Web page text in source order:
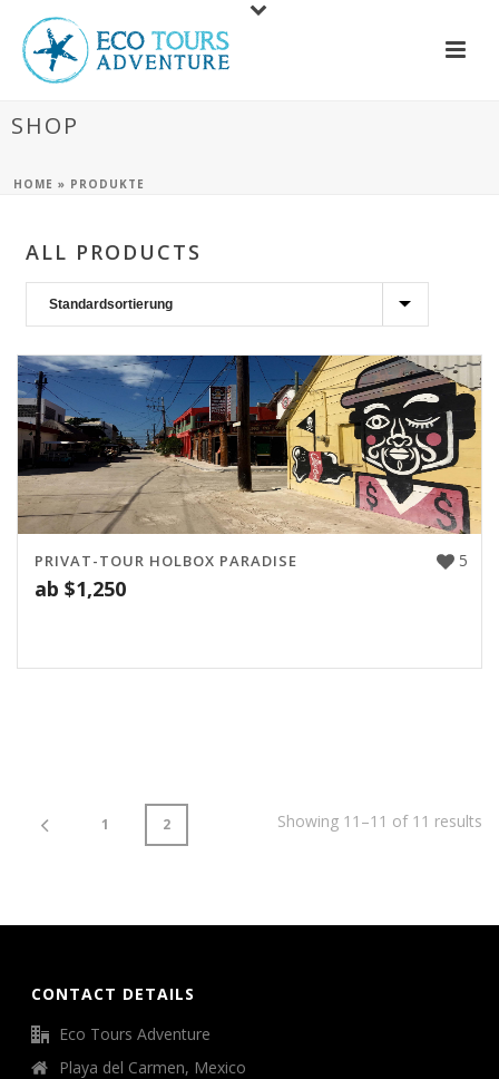
SHOP
HOME » PRODUKTE
ALL PRODUCTS
5
PRIVAT-TOUR HOLBOX PARADISE
ab $1,250
1 2 Showing 11–11 of 11 results
CONTACT DETAILS
Eco Tours Adventure
Playa del Carmen, Mexico